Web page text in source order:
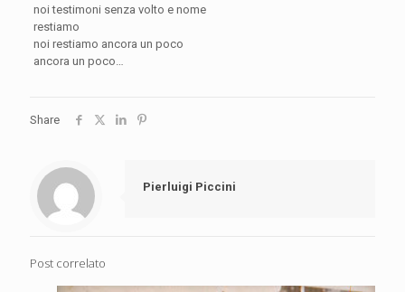
noi testimoni senza volto e nome
restiamo
noi restiamo ancora un poco
ancora un poco…
Share
Pierluigi Piccini
Post correlato